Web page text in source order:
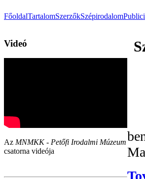
FőoldalTartalomSzerzőkSzépirodalom
Videó
Az MNMKK - Petőfi Irodalmi Múzeum
csatorna videója